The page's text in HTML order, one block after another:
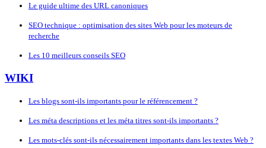
Le guide ultime des URL canoniques
SEO technique : optimisation des sites Web pour les moteurs de
recherche
Les 10 meilleurs conseils SEO
WIKI
Les blogs sont-ils importants pour le référencement ?
Les méta descriptions et les méta titres sont-ils importants ?
Les mots-clés sont-ils nécessairement importants dans les textes Web ?